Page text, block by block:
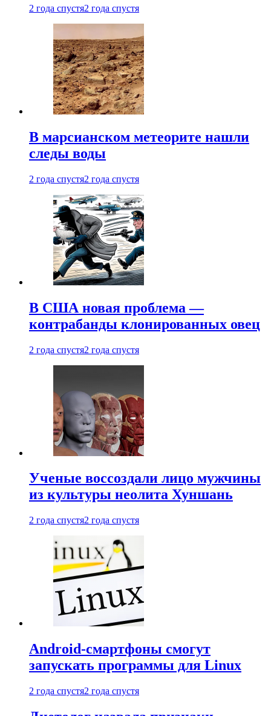
2 года спустя2 года спустя
В марсианском метеорите нашли
следы воды
2 года спустя2 года спустя
В США новая проблема —
контрабанды клонированных овец
2 года спустя2 года спустя
Ученые воссоздали лицо мужчины
из культуры неолита Хуншань
2 года спустя2 года спустя
Android-смартфоны смогут
запускать программы для Linux
2 года спустя2 года спустя